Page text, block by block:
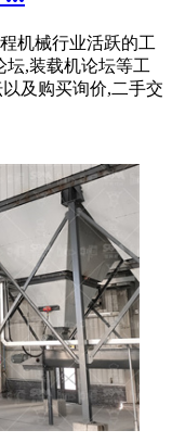
机械行业活跃的工
坛,装载机论坛等工
及购买询价,二手交